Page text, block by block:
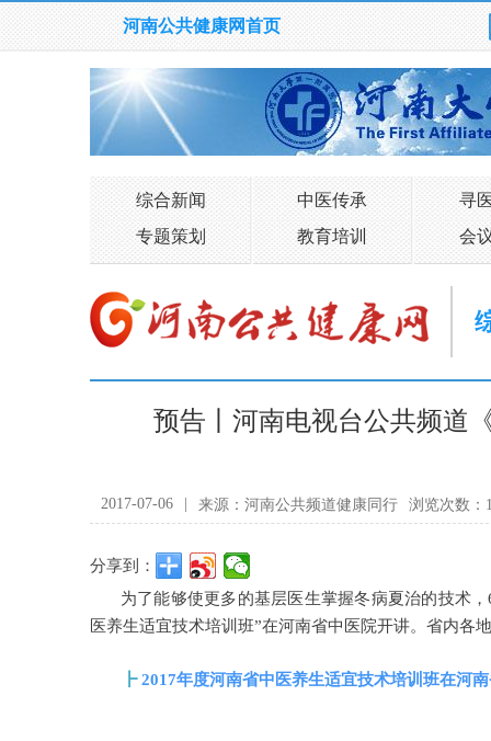
河南公共健康网首页
综合新闻 中医传承
寻
专题策划
教育培训 会
预告丨河南电视台公共频道
2017-07-06 来源：河南公共频道健康同行 浏览次数：
分享到：
为了能够使更多的基层医生掌握冬病夏治的技术
医养生适宜技术培训班”在河南省中医院开讲。省内各
┣2017年度河南省中医养生适宜技术培训班在河